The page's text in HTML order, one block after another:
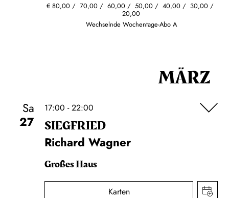
€80,00 70,00 60,00 50,00 40,00 30,00
20,00
Wechselnde Wochentage-Abo A
MÄRZ
Sa
27
17:00 - 22:00
SIEG­FRIED
Richard Wagner
Großes Haus
Karten